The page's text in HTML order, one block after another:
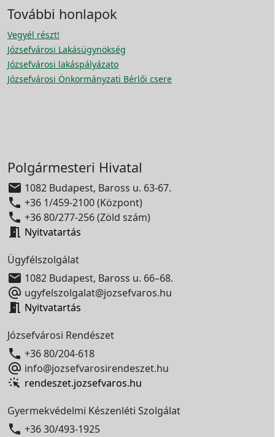
További honlapok
Vegyél részt!
Józsefvárosi Lakásügynökség
Józsefvárosi lakáspályázato
Józsefvárosi Önkormányzati Bérlői csere
Polgármesteri Hivatal
 1082 Budapest, Baross u. 63-67.
 +36 1/459-2100 (Központ)
 +36 80/277-256 (Zöld szám)
 Nyitvatartás
Ügyfélszolgálat
 1082 Budapest, Baross u. 66–68.
 ugyfelszolgalat@jozsefvaros.hu
 Nyitvatartás
Józsefvárosi Rendészet
 +36 80/204-618
 info@jozsefvarosirendeszet.hu
rendeszet.jozsefvaros.hu
Gyermekvédelmi Készenléti Szolgálat
 +36 30/493-1925